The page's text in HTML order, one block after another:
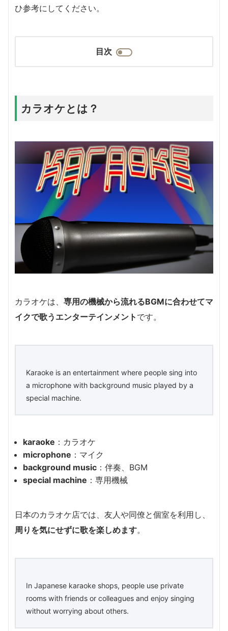
ひ参考にしてください。
目次
カラオケとは？
カラオケは、 専用の機械から流れるBGMに合わせてマ
イクで歌うエンターテインメント です。
Karaoke is an entertainment where people sing into
a microphone with background music played by a
special machine.
karaoke ：カラオケ
microphone ：マイク
background music ：伴奏、BGM
special machine ：専用機械
日本のカラオケ店では、友人や同僚と個室を利用し、
周りを気にせずに歌を楽しめます。
In Japanese karaoke shops, people use private
rooms with friends or colleagues and enjoy singing
without worrying about others.